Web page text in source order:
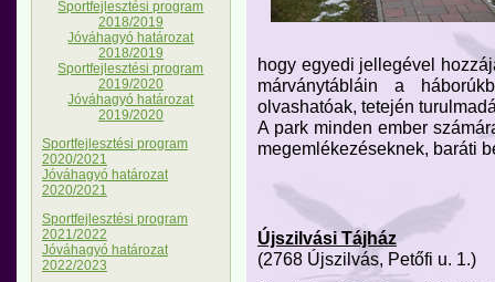
Sportfejlesztési program
2018/2019
Jóváhagyó határozat
2018/2019
Sportfejlesztési program
2019/2020
Jóváhagyó határozat
2019/2020
Sportfejlesztési program
2020/2021
Jóváhagyó határozat
2020/2021
Sportfejlesztési program
2021/2022
Jóváhagyó határozat
2022/2023
hogy egyedi jellegével
márványtábláin a
olvashatóak, tetején
A park minden ember
megemlékezéseknek, baráti
Újszilvási Tájház
(2768 Újszilvás, Petőfi u. 1.)